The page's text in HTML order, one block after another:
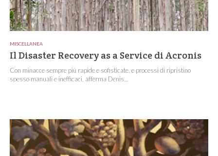
MISCELLANEA
Il Disaster Recovery as a Service di Acronis
Con minacce sempre più rapide e sofisticate, e processi di ripristino
spesso manuali e inefficaci, afferma Denis...